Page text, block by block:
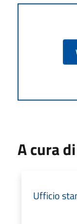
A cura di
Ufficio